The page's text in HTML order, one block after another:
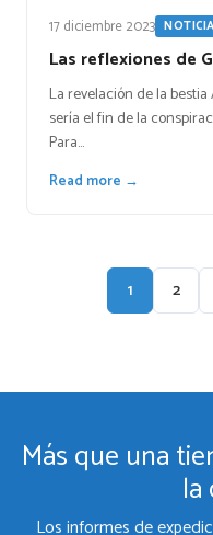
17 diciembre 2023
Las reflexiones de
La revelación de la
sería el fin de la
Para…
Read more →
1 2
Más que una
Los informes de